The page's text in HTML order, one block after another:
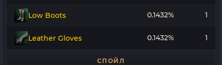
Low Boots 0.1432% 1
Leather Gloves 0.1432% 1
СПОЙЛ